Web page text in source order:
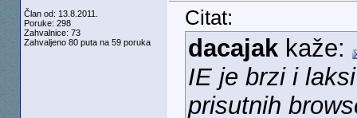
Član od: 13.8.2011.
Poruke: 298
Zahvalnice: 73
Zahvaljeno 80 puta na 59 poruka
Citat:
dacajakkaže:
IE je brzi i
prisutnih